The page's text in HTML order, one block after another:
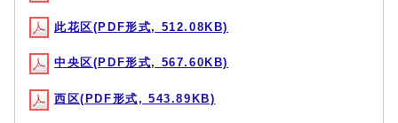
此花区(PDF形式, 512.08KB)
中央区(PDF形式, 567.60KB)
西区(PDF形式, 543.89KB)